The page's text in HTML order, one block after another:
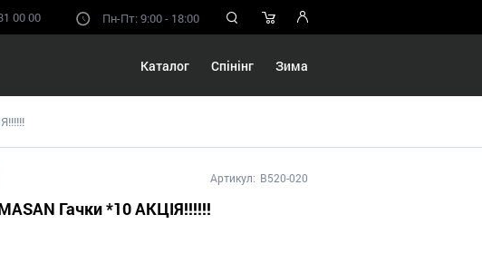
00 00 Пн-Пт: 9:00 - 18:00
Каталог Спінінг Зима
Артикул: B520-020
Гачки *10 АКЦІЯ!!!!!!